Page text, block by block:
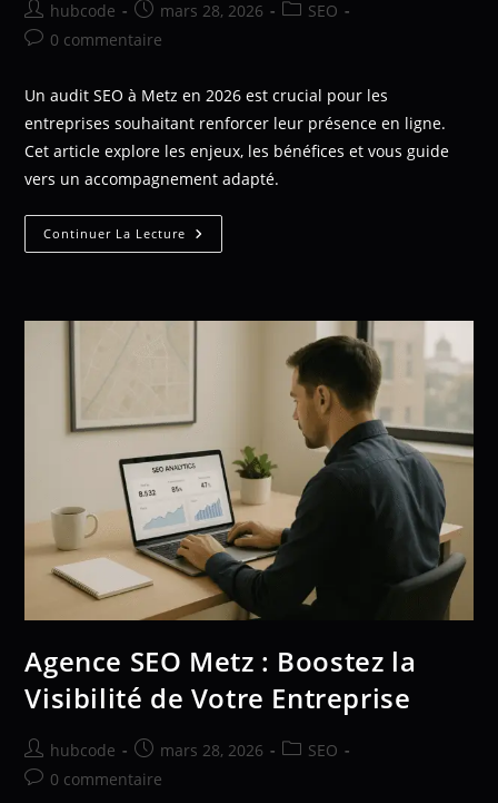
hubcode mars 28, 2026
SEO
0 commentaire
Un audit SEO à Metz en 2026 est crucial pour les
entreprises souhaitant renforcer leur présence en ligne.
Cet article explore les enjeux, les bénéfices et vous guide
vers un accompagnement adapté.
Continuer La Lecture
Agence SEO Metz : Boostez la
Visibilité de Votre Entreprise
hubcode mars 28, 2026
SEO
0 commentaire